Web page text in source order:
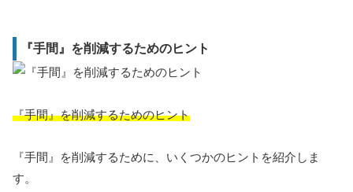
『手間』を削減するためのヒント
『手間』を削減するためのヒント
『手間』を削減するために、いくつかのヒントを紹介しま
す。